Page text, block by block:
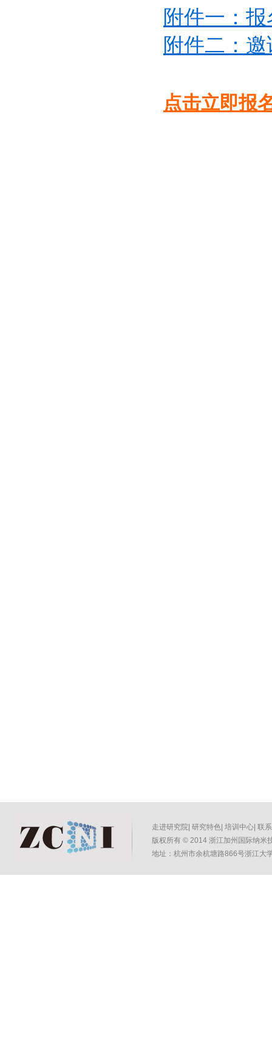
附件一：
附件二：
点击立即报
走进研究院 研究特色 培训中心 联
版权所有 © 2014 浙江加州国际纳米
地址：杭州市余杭塘路866号浙江